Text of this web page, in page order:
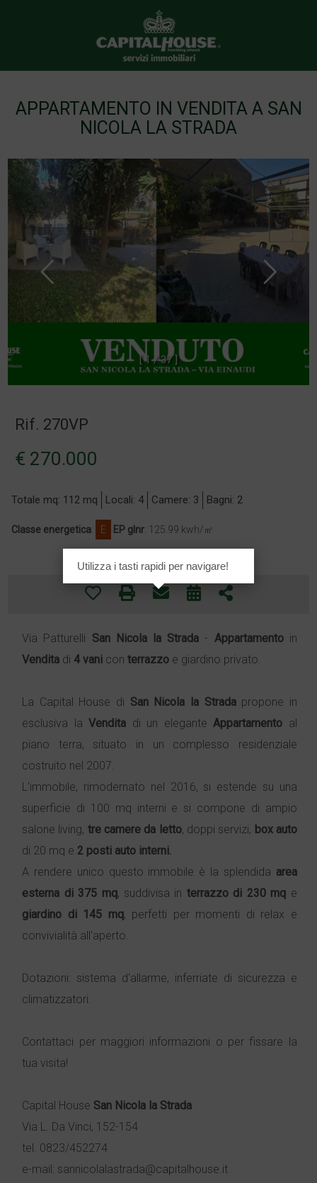
APPARTAMENTO IN VENDITA A SAN
NICOLA LA STRADA
[ 1 / 37 ]
Rif. 270VP
€ 270.000
Totale mq: 112 mq Locali: 4 Camere: 3 Bagni: 2
Classe energetica: E EP glnr: 125.99 kwh/㎡
Via Patturelli San Nicola la Strada - Appartamentoin
Vendita di 4 vani con terrazzo e giardino privato.
La Capital House di San Nicola la Stradapropone in
esclusiva laVendita di un eleganteAppartamento al
piano terra, situato in un complesso residenziale
costruito nel 2007.
L'immobile, rimodernato nel 2016, si estende su una
superficie di 100 mq interni e si compone di ampio
salone living, tre camere da letto, doppi servizi, box auto
di 20 mq e 2 posti auto interni.
A rendere unico questo immobile è la splendida area
esterna di 375 mq, suddivisa in terrazzo di 230 mq e
giardino di 145 mq, perfetti per momenti di relax e
convivialità all'aperto.
Dotazioni: sistema d'allarme, inferriate di sicurezza e
climatizzatori.
Contattaci per maggiori informazioni o per fissare la
tua visita!
Capital House San Nicola la Strada
Via L. Da Vinci, 152-154
tel. 0823/452274
e-mail: sannicolalastrada@capitalhouse.it
Utilizza i tasti rapidi per navigare!